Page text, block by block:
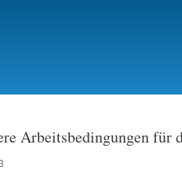
Arbeitsbedingungen für